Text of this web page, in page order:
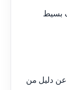
بسيط
دليل من